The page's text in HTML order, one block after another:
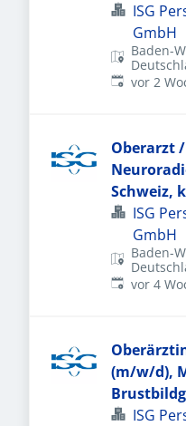
ISG
GmbH
Baden-
vor 2
Oberarzt
Schweiz,
ISG
GmbH
Baden-
vor 4
(m/w/d),
ISG